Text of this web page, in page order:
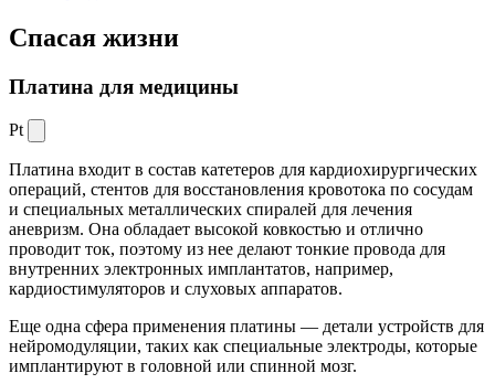
Спасая жизни
Платина для медицины
Pt
Платина входит в состав катетеров для кардиохирургических
операций, стентов для восстановления кровотока по сосудам
и специальных металлических спиралей для лечения
аневризм. Она обладает высокой ковкостью и отлично
проводит ток, поэтому из нее делают тонкие провода для
внутренних электронных имплантатов, например,
кардиостимуляторов и слуховых аппаратов.
Еще одна сфера применения платины — детали устройств для
нейромодуляции, таких как специальные электроды, которые
имплантируют в головной или спинной мозг.